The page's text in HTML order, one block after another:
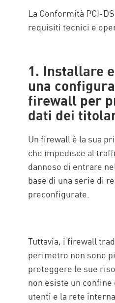
La Conformità PCI-
requisiti tecnici e
1. Installare
una
firewall per
dati dei
Un firewall è la sua
che impedisce al
dannoso di entrare
base di una serie di
preconfigurate.
Tuttavia, i firewall
perimetro non sono
proteggere le sue
non esiste un
utenti e la rete